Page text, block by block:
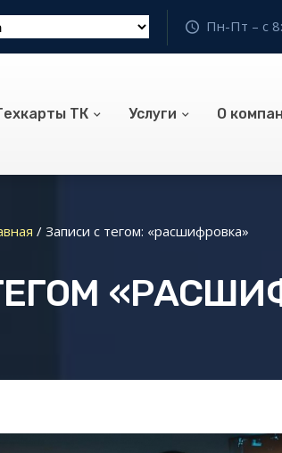
Пн-Пт – с
ТК Услуги О
/ Записи с тегом: «расшифровка»